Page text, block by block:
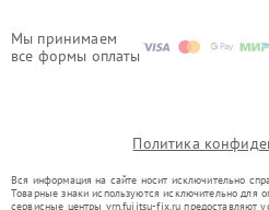
Мы принимаем
все формы оплаты
Политика
Вся информация на сайте носит исключительно
Товарные знаки используются исключительно для
сервисные центры vrn.fujitsu-fix.ru предоставляют